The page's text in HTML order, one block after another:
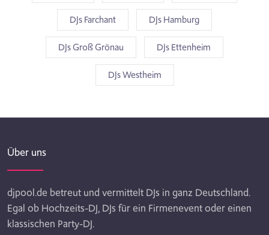
DJs Farchant DJs Hamburg
DJs Groß Grönau DJs Ettenheim
DJs Westheim
Über uns
djpool.de betreut und vermittelt DJs in ganz Deutschland.
Egal ob Hochzeits-DJ, DJs für ein Firmenevent oder einen
klassischen Party-DJ.